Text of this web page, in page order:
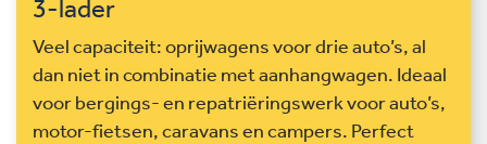
3-lader
Veel capaciteit: oprijwagens voor drie auto’s, al
dan niet in combinatie met aanhangwagen. Ideaal
voor bergings- en repatriëringswerk voor auto’s,
motor-fietsen, caravans en campers. Perfect